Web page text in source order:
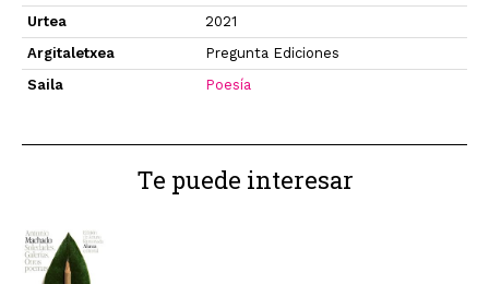
Urtea
2021
Argitaletxea
Pregunta Ediciones
Saila
Poesía
Te puede interesar